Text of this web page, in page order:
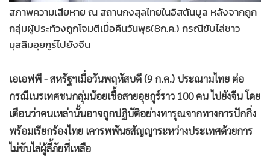
• Special Scoop
• เศรษฐกิจ-ธุรกิจ
• จีน
• อาชญากรรม
• Motoring
• เกม
• วิทยาศาสตร์
• SMEs
สภาพความเสียหาย ณ สถานกงสุลไทยในอิสตันบูล หลังจากถูก
กลุ่มผู้ประท้วงถูกโจมตีเมื่อคืนวันพุธ(8ก.ค.) กรณีขับไล่ชาว
มุสลิมอุยกูร์ไปยังจีน
เอเอฟพี - สหรัฐฯเมื่อวันพฤหัสบดี (9 ก.ค.) ประณามไทย ต่อ
กรณีเนรเทศชนกลุ่มน้อยเชื้อสายอุยกูร์ราว 100 คน ไปยังจีน โดย
เตือนว่าคนเหล่านั้นอาจถูกปฏิบัติอย่างทารุณจากทางการปักกิ่ง
พร้อมเรียกร้องไทย เคารพพันธสัญญาระหว่างประเทศด้วยการ
ไม่ขับไล่ผู้ลี้ภัยที่เหลือ